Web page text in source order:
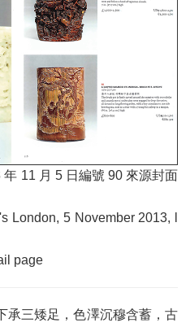
11 月 5 日編號 90 來源封面
London, 5 November 2013, l
page
承三矮足，色澤沉穆含蓄，古